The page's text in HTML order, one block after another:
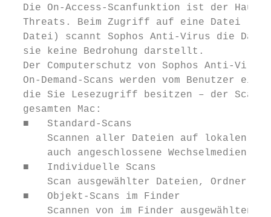
Die On-Access-Scanfunktion ist der
Threats. Beim Zugriff auf eine Datei
Datei) scannt Sophos Anti-Virus die
  sie keine Bedrohung darstellt.
Der Computerschutz von Sophos Anti-
On-Demand-Scans werden vom Benutzer
die Sie Lesezugriff besitzen – der
  gesamten Mac:
  ■   Standard-Scans
Scannen aller Dateien auf lokalen
      auch angeschlossene Wechselmedien.
  ■   Individuelle Scans
Scan ausgewählter Dateien, Ordner
  ■   Objekt-Scans im Finder
Scannen von im Finder ausgewählten